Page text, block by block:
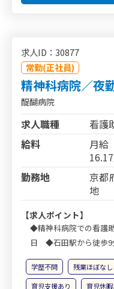
求人ID：30877
常勤(正社員)
精神科病院／夜
醍醐病院
求人職種
看護
給料
月給
勤務地
京都
地
【求人ポイント】
◆精神科病院での看
日 ◆石田駅から徒歩
学歴不問 残業ほぼなし
育児支援あり
育児休暇